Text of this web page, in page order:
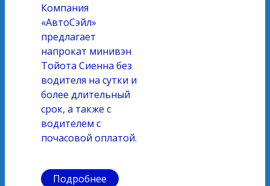
Компания
«АвтоСэйл»
предлагает
напрокат минивэн
Тойота Сиенна без
водителя на сутки и
более длительный
срок, а также с
водителем с
почасовой оплатой.
Подробнее